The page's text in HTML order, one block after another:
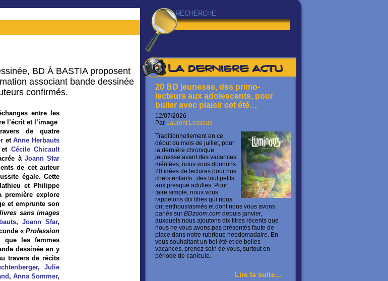
La dernière actu
20 BD jeunesse, des primo-
lecteurs aux adolescents, pour
buller avec plaisir cet été…
12/07/2026
Par Laurent Lessous
Traditionnellement en ce
début du mois de juillet, pour
la dernière chronique
jeunesse avant des vacances
méritées, nous vous donnons
20 idées de lectures pour nos
chers enfants ; des tout petits
aux presque adultes. Pour
faire simple, nous vous
rappelons dix titres qui nous
ont enthousiasmés et dont nous vous avons
parlés sur BDzoom.com depuis janvier,
auxquels nous ajoutons dix titres récents que
nous ne vous avons pas présentés faute de
place dans notre rubrique hebdomadaire. En
vous souhaitant un bel été et de belles
vacances, prenez soin de vous, surtout en
période de canicule.
Lire la suite...
BD À BASTIA proposent
associant bande dessinée
confirmés.
entre les
l’écrit et l’image
de quatre
etAnne Herbauts
et Cécile Chicault
à Joann Sfar
de cet auteur
égale. Cette
et Philippe
première explore
et emprunte son
sans images
,Joann Sfar,
« Profession
les femmes
dessinée en y
travers de récits
,Julie
, Anna Sommer,